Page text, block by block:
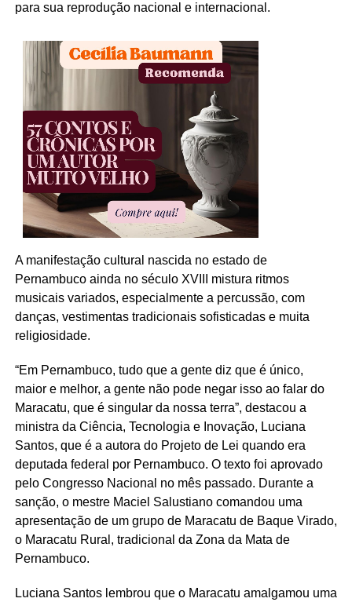
para sua reprodução nacional e internacional.
A manifestação cultural nascida no estado de
Pernambuco ainda no século XVIII mistura ritmos
musicais variados, especialmente a percussão, com
danças, vestimentas tradicionais sofisticadas e muita
religiosidade.
“Em Pernambuco, tudo que a gente diz que é único,
maior e melhor, a gente não pode negar isso ao falar do
Maracatu, que é singular da nossa terra”, destacou a
ministra da Ciência, Tecnologia e Inovação, Luciana
Santos, que é a autora do Projeto de Lei quando era
deputada federal por Pernambuco. O texto foi aprovado
pelo Congresso Nacional no mês passado. Durante a
sanção, o mestre Maciel Salustiano comandou uma
apresentação de um grupo de Maracatu de Baque Virado,
o Maracatu Rural, tradicional da Zona da Mata de
Pernambuco.
Luciana Santos lembrou que o Maracatu amalgamou uma